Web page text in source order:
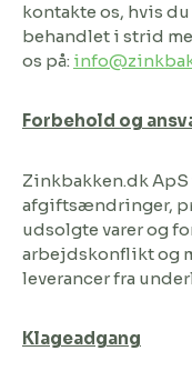
kontakte os, hvis
behandlet i strid
os på:
Forbehold og
Zinkbakken.dk
afgiftsændringer,
udsolgte varer og
arbejdskonflikt og
leverancer fra
Klageadgang